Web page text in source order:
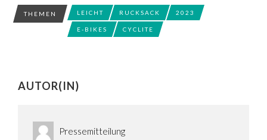
THEMEN LEICHT RUCKSACK 2023
E-BIKES CYCLITE
AUTOR(IN)
Pressemitteilung